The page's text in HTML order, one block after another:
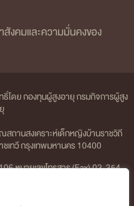
งคมและความมั่นคงของ
ดย กองทุนผู้สูงอายุ กรมกิจการผู้สูง
สถานสงเคราะห์เด็กหญิงบ้านราชวิถี
เทวี กรุงเทพมหานคร 10400
หมายเลขโทรสาร (Fax) 02-354-